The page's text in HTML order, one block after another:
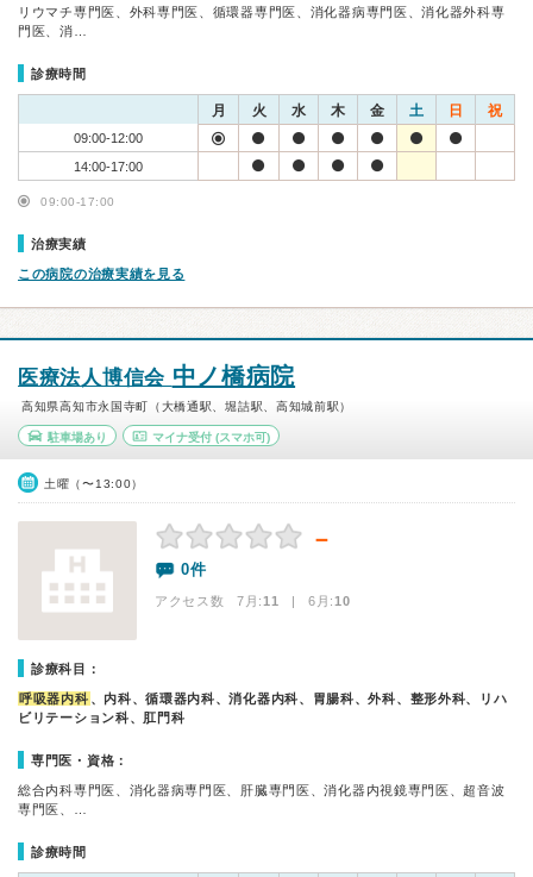
リウマチ専門医、外科専門医、循環器専門医、消化器病専門医、消化器外科専
門医、消…
診療時間
月 火 水 木 金 土 日 祝
09:00-12:00
14:00-17:00
09:00-17:00
治療実績
この病院の治療実績を見る
医療法人博信会 中ノ橋病院
高知県高知市永国寺町（大橋通駅、堀詰駅、高知城前駅）
駐車場あり マイナ受付(スマホ可)
土曜（〜13:00）
－
0件
アクセス数 7月:11 | 6月:10
診療科目：
呼吸器内科 、内科、循環器内科、消化器内科、胃腸科、外科、整形外科、リハ
ビリテーション科、肛門科
専門医・資格：
総合内科専門医、消化器病専門医、肝臓専門医、消化器内視鏡専門医、超音波
専門医、…
診療時間